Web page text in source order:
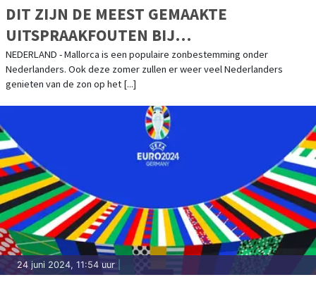
DIT ZIJN DE MEEST GEMAAKTE
UITSPRAAKFOUTEN BIJ
VAKANTIEBESTEMMINGEN
NEDERLAND - Mallorca is een populaire zonbestemming onder
Nederlanders. Ook deze zomer zullen er weer veel Nederlanders
genieten van de zon op het [...]
24 juni 2024, 11:54 uur